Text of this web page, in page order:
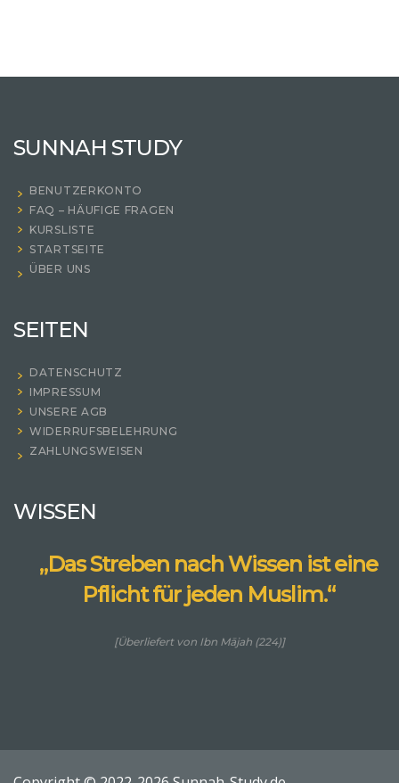
SUNNAH STUDY
BENUTZERKONTO
FAQ – HÄUFIGE FRAGEN
KURSLISTE
STARTSEITE
ÜBER UNS
SEITEN
DATENSCHUTZ
IMPRESSUM
UNSERE AGB
WIDERRUFSBELEHRUNG
ZAHLUNGSWEISEN
WISSEN
„Das Streben nach Wissen ist eine
Pflicht für jeden Muslim.“
[Überliefert von Ibn Mājah (224)]